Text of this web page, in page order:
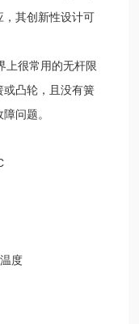
，其创新性设计可
很常用的无杆限
或凸轮，且没有簧
问题。
度